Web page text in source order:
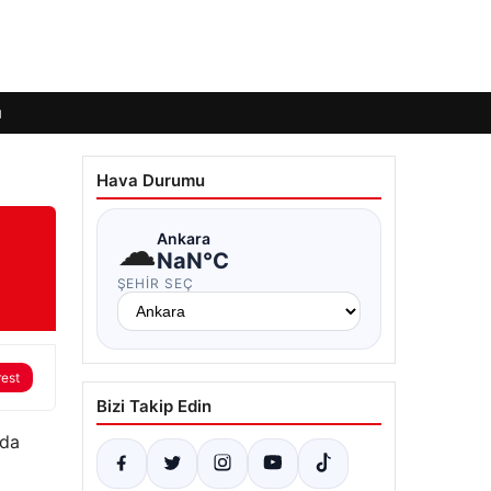
Hava Durumu
☁Ankara
NaN°C
ŞEHIR SEÇ
Bizi Takip Edin